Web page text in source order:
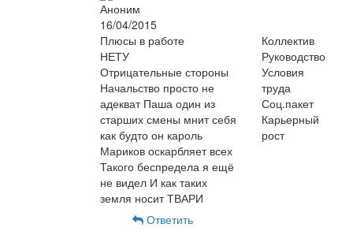
Аноним
16/04/2015
Плюсы в работе
НЕТУ
Отрицательные стороны
Начальство просто не
адекват Паша один из
старших смены мнит себя
как будто он кароль
Мариков оскарбляет всех
Такого беспредела я ещё
не видел И как таких
земля носит ТВАРИ
Коллектив
Руководство
Условия
труда
Соц.пакет
Карьерный
рост
Ответить